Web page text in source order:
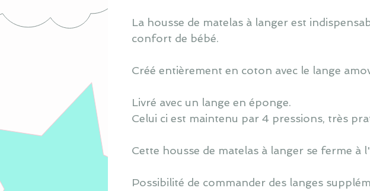
La housse de matelas à langer est
confort de bébé.
Créé entièrement en coton avec le lange
Livré avec un lange en éponge.
Celui ci est maintenu par 4 pressions, très
Cette housse de matelas à langer se ferme à
Possibilité de commander des langes